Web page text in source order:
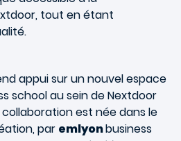
tout en étant
appui sur un nouvel espace
school au sein de Nextdoor
est née dans le
par emlyonbusiness